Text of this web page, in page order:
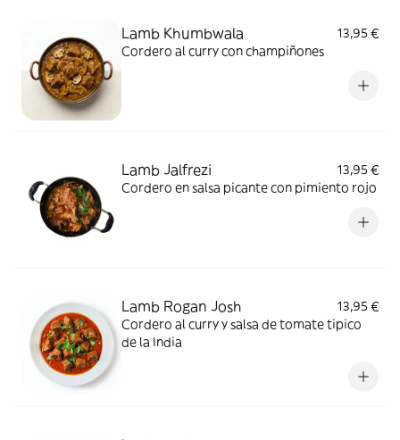
Lamb Khumbwala
13,95 €
Cordero al curry con champiñones
Lamb Jalfrezi
13,95 €
Cordero en salsa picante con pimiento rojo
Lamb Rogan Josh
13,95 €
Cordero al curry y salsa de tomate tipico
de la India